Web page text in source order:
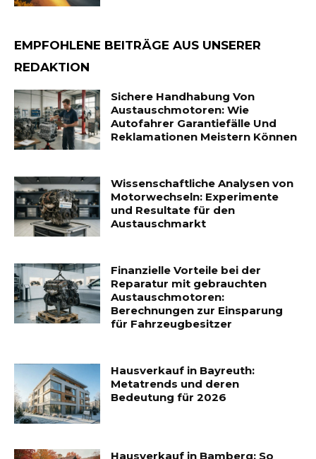
EMPFOHLENE BEITRÄGE AUS UNSERER
REDAKTION
Sichere Handhabung Von
Austauschmotoren: Wie
Autofahrer Garantiefälle Und
Reklamationen Meistern Können
Wissenschaftliche Analysen von
Motorwechseln: Experimente
und Resultate für den
Austauschmarkt
Finanzielle Vorteile bei der
Reparatur mit gebrauchten
Austauschmotoren:
Berechnungen zur Einsparung
für Fahrzeugbesitzer
Hausverkauf in Bayreuth:
Metatrends und deren
Bedeutung für 2026
Hausverkauf in Bamberg: So